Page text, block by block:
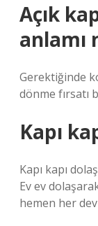
Açık
anlamı
Gerektiğinde
dönme fırsatı
Kapı
Kapı kapı
Ev ev
hemen her